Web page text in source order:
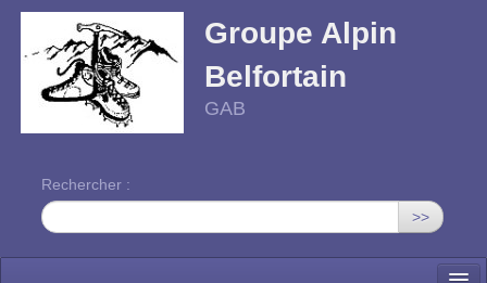
Groupe Alpin
Belfortain
GAB
Rechercher :
>>